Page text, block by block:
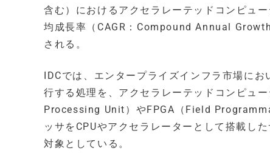
含む）におけるアクセラレーテッドコンピュ
均成長率（CAGR：Compound Annual
される。
IDCでは、エンタープライズインフラ市場に
行する処理を、アクセラレーテッドコンピュ
Processing Unit）やFPGA（Field
ッサをCPUやアクセラレーターとして搭載し
対象としている。